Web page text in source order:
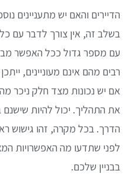
הדיירים והאם יש מתעניינים
בשלב זה, אין צורך לדבר עם
עם מספר גדול ככל האפשר
רבים מהם אינם מעוניינים,
אם יש נכונות מצד חלק ניכר
את התהליך. יכול להיות
הדרך. בכל מקרה, זהו גישוש
לפני שתדעו מה האפשרויות
בבניין שלכם.